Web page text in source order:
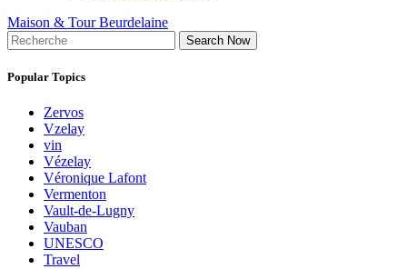
Maison & Tour Beurdelaine
Search Now
Popular Topics
Zervos
Vzelay
vin
Vézelay
Véronique Lafont
Vermenton
Vault-de-Lugny
Vauban
UNESCO
Travel